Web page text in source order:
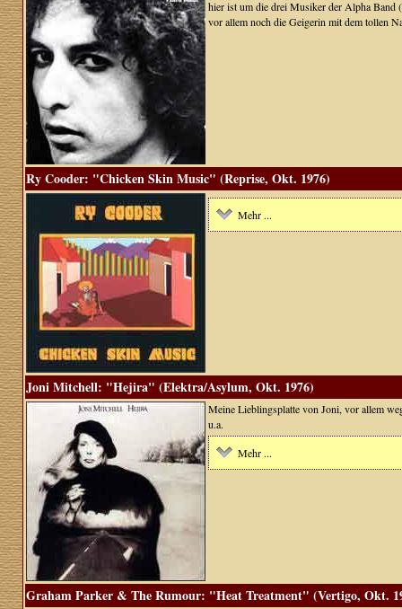
hier ist um die drei Musiker der Alpha Band (
vor allem noch die Geigerin mit dem tollen
Ry Cooder: "Chicken Skin Music" (Reprise, Okt. 1976)
Mehr ...
Joni Mitchell: "Hejira" (Elektra/Asylum, Okt. 1976)
Meine Lieblingsplatte von Joni, vor allem
u.a.
Mehr ...
Graham Parker & The Rumour: "Heat Treatment" (Vertigo, Okt.